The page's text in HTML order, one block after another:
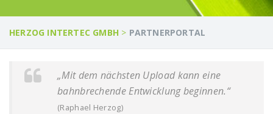
HERZOG INTERTEC GMBH > PARTNERPORTAL
„Mit dem nächsten Upload kann eine
bahnbrechende Entwicklung beginnen.“
(Raphael Herzog)